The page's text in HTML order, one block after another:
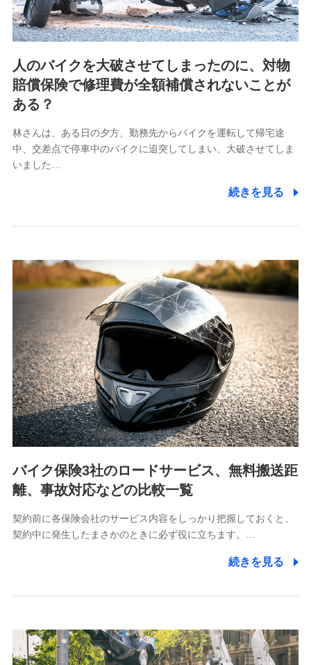
11.マイカー通勤管理クラウド並びに法人向けASPサー
ビスに関してのお問い合わせ情報
各種お問い合わせに対応するため
当社のサービスに関する情報提供や、皆様に有用なお知らせ
をお送りするため
アンケートの送付のため
当社のサービスや媒体の運営改善に必要なデータを解析し、
分析するため
当社の対応品質向上やお問い合わせ内容の正確な把握のため
個人情報保護管理者の職名、連絡先
〒103-0013 東京都中央区日本橋人形町2-14-10 アー
個人情報の第三者提供について
当社ではご本人の同意がある場合または法令に基づく場
合を除き、第三者に提供いたしません。
業務の委託
当社は利用目的の達成に必要な範囲内において個人情報
の取り扱いの全部または一部を委託する場合がありま
す。
個人データの共同利用
当社は株式会社NTTドコモとの間で、以下のとおり個
【共同して利用される利用データの項目】
取得した、以下の情報などの個人データ
氏名、電話番号、メールアドレス、お客さまの識別子、属
当社又は株式会社NTTドコモが提供する各種サービスなどの
ご契約・ご利用などに関する情報。例として、当社又は株式
会社NTTドコモが提供する各種サービスのご契約状態・ご利
人のバイクを大破させてしまったのに、対物
賠償保険で修理費が全額補償されないことが
ある？
林さんは、ある日の夕方、勤務先からバイクを運転して帰宅途
中、交差点で停車中のバイクに追突してしまい、大破させてしま
いました…
続きを見る
バイク保険3社のロードサービス、無料搬送距
離、事故対応などの比較一覧
契約前に各保険会社のサービス内容をしっかり把握しておくと、
契約中に発生したまさかのときに必ず役に立ちます。…
続きを見る